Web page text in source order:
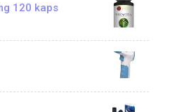
120 kaps